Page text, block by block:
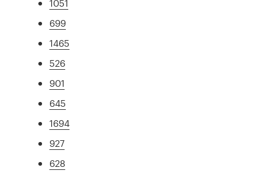
1051
699
1465
526
901
645
1694
927
628